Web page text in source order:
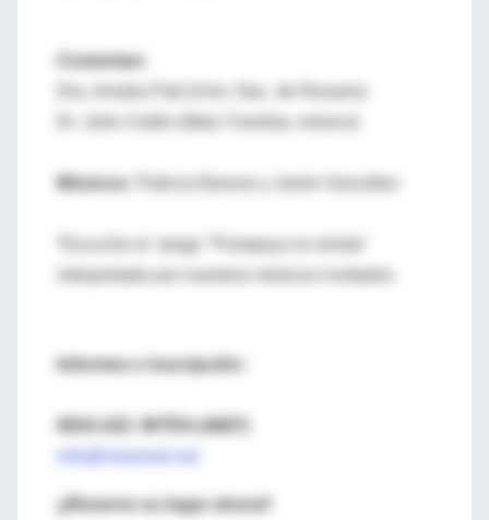
Comentan:
Músicos:
*Escuche el tango "Pompeya no olvida"
Informes e inscripción:
¡¡Reserve su lugar ahora!!